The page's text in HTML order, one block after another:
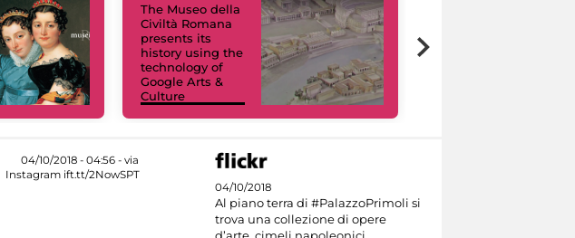
The Museo della
Civiltà Romana
presents its
history using the
technology of
Google Arts &
Culture
04/10/2018
Al piano terra di #PalazzoPrimoli si
trova una collezione di opere